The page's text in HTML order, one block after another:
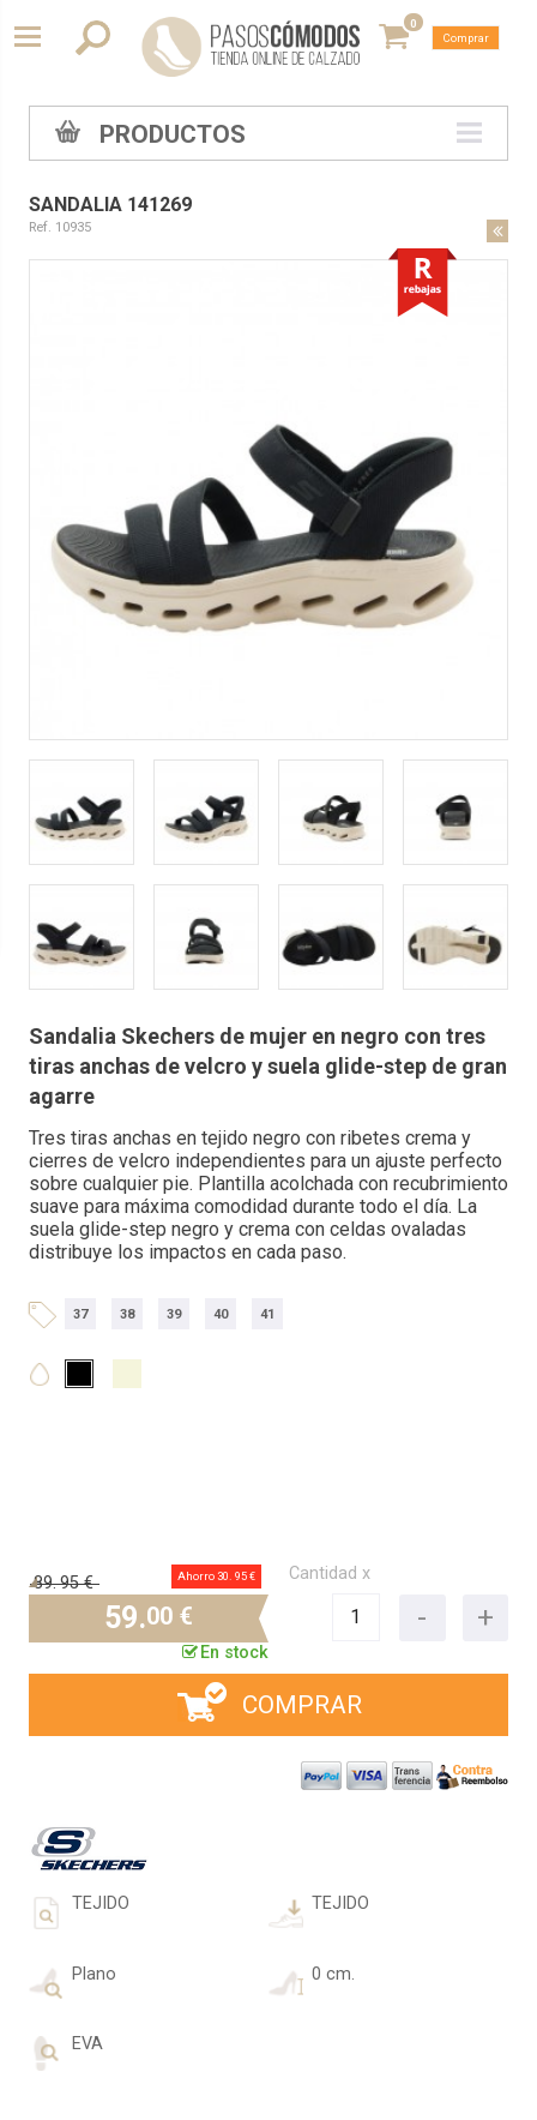
0
Comprar
PRODUCTOS
SANDALIA 141269
Ref. 10935
Sandalia Skechers de mujer en negro con tres
tiras anchas de velcro y suela glide-step de gran
agarre
Tres tiras anchas en tejido negro con ribetes crema y
cierres de velcro independientes para un ajuste perfecto
sobre cualquier pie. Plantilla acolchada con recubrimiento
suave para máxima comodidad durante todo el día. La
suela glide-step negro y crema con celdas ovaladas
distribuye los impactos en cada paso.
37 38 39 40 41
89.95 € Ahorro 30. 95 €
59.00 €
En stock
Cantidad x
COMPRAR
TEJIDO TEJIDO
Plano 0 cm.
EVA